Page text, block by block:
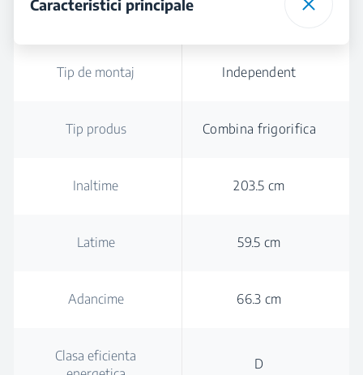
Caracteristici principale
Tip de montaj Independent
Tip produs Combina frigorifica
Inaltime 203.5 cm
Latime 59.5 cm
Adancime 66.3 cm
Clasa eficienta
D